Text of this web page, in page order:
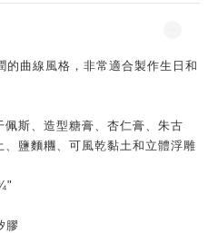
的曲線風格，非常適合製作生日和
斯、造型糖膏、杏仁膏、朱古
、鹽麵糰、可風乾黏土和立體浮雕
膠